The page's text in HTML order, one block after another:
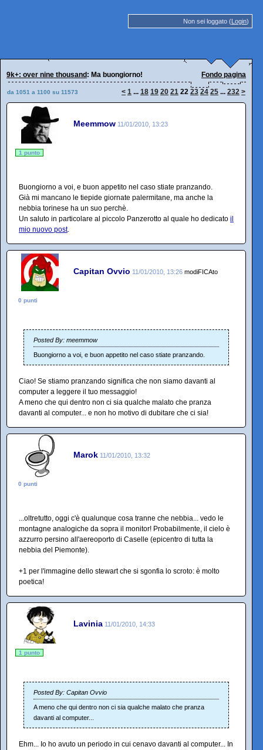
Non sei loggato (Login)
9k+: over nine thousand : Ma buongiorno! Fondo pagina
da 1051 a 1100 su 11573 < 1 ... 18 19 20 21 22 23 24 25 ... 232 >
Meemmow 11/01/2010, 13:23
1 punto
Buongiorno a voi, e buon appetito nel caso stiate pranzando.
Già mi mancano le tiepide giornate palermitane, ma anche la
nebbia torinese ha un suo perchè.
Un saluto in particolare al piccolo Panzerotto al quale ho dedicato il
mio nuovo post.
Capitan Ovvio 11/01/2010, 13:26 modiFICAto
0 punti
Posted By: meemmow
Buongiorno a voi, e buon appetito nel caso stiate pranzando.
Ciao! Se stiamo pranzando significa che non siamo davanti al
computer a leggere il tuo messaggio!
A meno che qui dentro non ci sia qualche malato che pranza
davanti al computer... e non ho motivo di dubitare che ci sia!
Marok 11/01/2010, 13:32
0 punti
...oltretutto, oggi c'è qualunque cosa tranne che nebbia... vedo le
montagne analogiche da sopra il monitor! Probabilmente, il cielo è
azzurro persino all'aereoporto di Caselle (epicentro di tutta la
nebbia del Piemonte).
+1 per l'immagine dello stewart che si sgonfia lo scroto: è molto
poetica!
Lavinia 11/01/2010, 14:33
1 punto
Posted By: Capitan Ovvio
A meno che qui dentro non ci sia qualche malato che pranza
davanti al computer...
Ehm... Io ho avuto un periodo in cui cenavo davanti al computer... In